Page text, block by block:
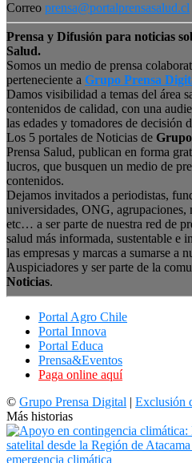
Correo prensa@portalprensasalud.cl
Prensa y Difusión para noticias
Salud.
Somos un medio de prensa
perteneciente a Grupo Prensa
Damos visibilidad a temas del área
contenidos de calidad, con una
las edades y tomadores de
Los 5 portales de Noticias de
Prensa Salud, publican en forma
lucros, que busquen un medio de
contenidos.
Dejamos invitados a periodistas,
universidades, ONG,
etc… a ser parte de nuestra red de
salud más informada, sustentable e
las empresas y marcas a sumarse a
Auspiciadores y ser parte de la
Noticias.
Portal Agro Chile
Portal Innova
Portal Educa
Prensa&Eventos
Paga online aquí
© Grupo Prensa Digital | Exclusión
Más historias